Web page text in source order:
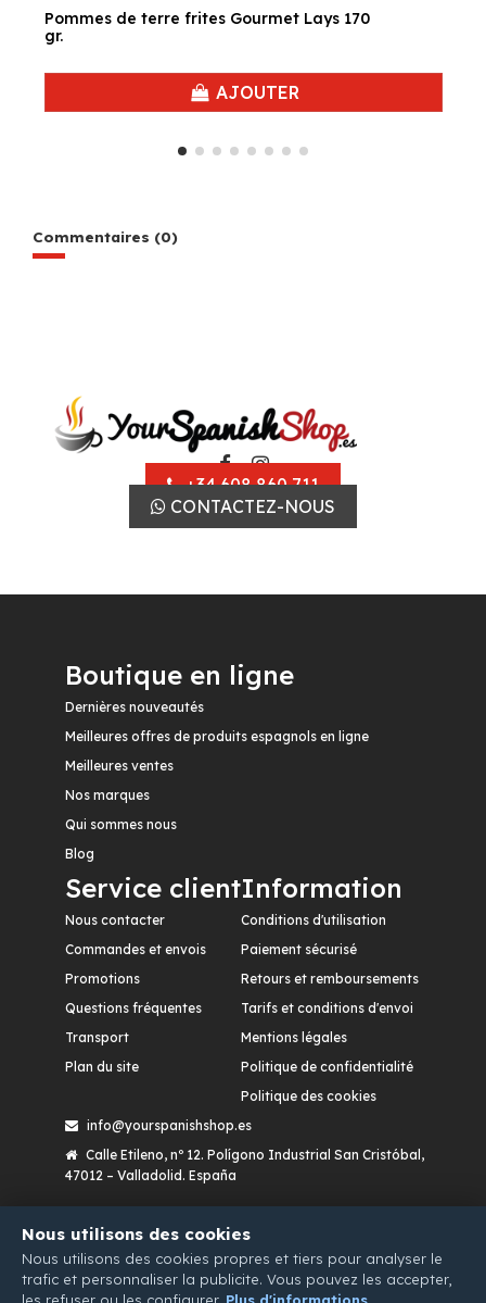
Pommes de terre frites Gourmet Lays 170
gr.
AJOUTER
Commentaires (0)
+34 608 860 711
CONTACTEZ-NOUS
Boutique en ligne
Dernières nouveautés
Meilleures offres de produits espagnols en ligne
Meilleures ventes
Nos marques
Qui sommes nous
Blog
Service client
Nous contacter
Commandes et envois
Promotions
Questions fréquentes
Transport
Plan du site
Information
Conditions d'utilisation
Paiement sécurisé
Retours et remboursements
Tarifs et conditions d'envoi
Mentions légales
Politique de confidentialité
Politique des cookies
info@yourspanishshop.es
Calle Etileno, nº 12. Polígono Industrial San Cristóbal,
47012 – Valladolid. España
Nous utilisons des cookies
Nous utilisons des cookies propres et tiers pour analyser le
trafic et personnaliser la publicite. Vous pouvez les accepter,